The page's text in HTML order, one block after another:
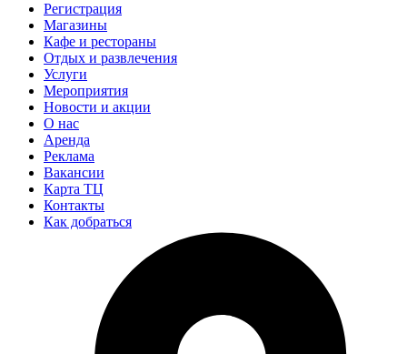
Регистрация
Магазины
Кафе и рестораны
Отдых и развлечения
Услуги
Мероприятия
Новости и акции
О нас
Аренда
Реклама
Вакансии
Карта ТЦ
Контакты
Как добраться